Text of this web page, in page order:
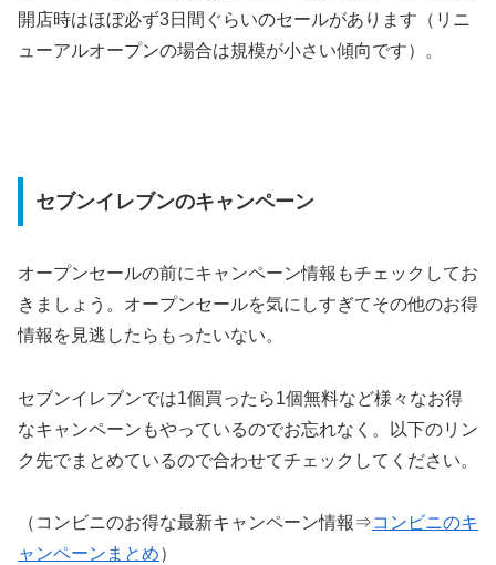
開店時はほぼ必ず3日間ぐらいのセールがあります（リニ
ューアルオープンの場合は規模が小さい傾向です）。
セブンイレブンのキャンペーン
オープンセールの前にキャンペーン情報もチェックしてお
きましょう。オープンセールを気にしすぎてその他のお得
情報を見逃したらもったいない。
セブンイレブンでは1個買ったら1個無料など様々なお得
なキャンペーンもやっているのでお忘れなく。以下のリン
ク先でまとめているので合わせてチェックしてください。
（コンビニのお得な最新キャンペーン情報⇒コンビニのキ
ャンペーンまとめ）